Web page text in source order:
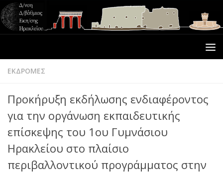
ΕΚΔΡΟΜΕΣ
Προκήρυξη εκδήλωσης ενδιαφέροντος
για την οργάνωση εκπαιδευτικής
επίσκεψης του 1ου Γυμνάσιου
Ηρακλείου στο πλαίσιο
περιβαλλοντικού προγράμματος στην